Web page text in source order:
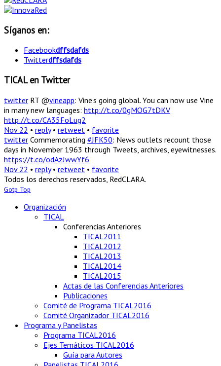
Síganos en:
Facebookdffsdafds
Twitterdffsdafds
TICAL en Twitter
twitter RT @vineapp: Vine's going global. You can now use Vine
in many new languages: http://t.co/0gMOG7tDKV
http://t.co/CA35FoLug2
Nov 22 • reply• retweet • favorite
twitter Commemorating #JFK50: News outlets recount those
days in November 1963 through Tweets, archives, eyewitnesses.
https://t.co/odAzJwwYf6
Nov 22 • reply• retweet • favorite
Todos los derechos reservados, RedCLARA.
Gotp Top
Organización
TICAL
Conferencias Anteriores
TICAL2011
TICAL2012
TICAL2013
TICAL2014
TICAL2015
Actas de las Conferencias Anteriores
Publicaciones
Comité de Programa TICAL2016
Comité Organizador TICAL2016
Programa y Panelistas
Programa TICAL2016
Ejes Temáticos TICAL2016
Guía para Autores